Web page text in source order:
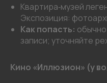
Квартира‑музей
Экспозиция:
Как попасть:
записи; уточняйте
Кино «Иллюзион» (у